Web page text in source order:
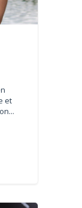
et